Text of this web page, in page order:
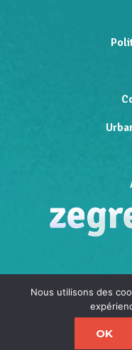
Nous utilisons des
OK